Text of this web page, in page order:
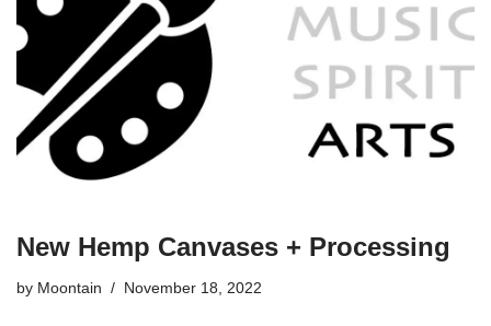
New Hemp Canvases + Processing
by Moontain November 18, 2022